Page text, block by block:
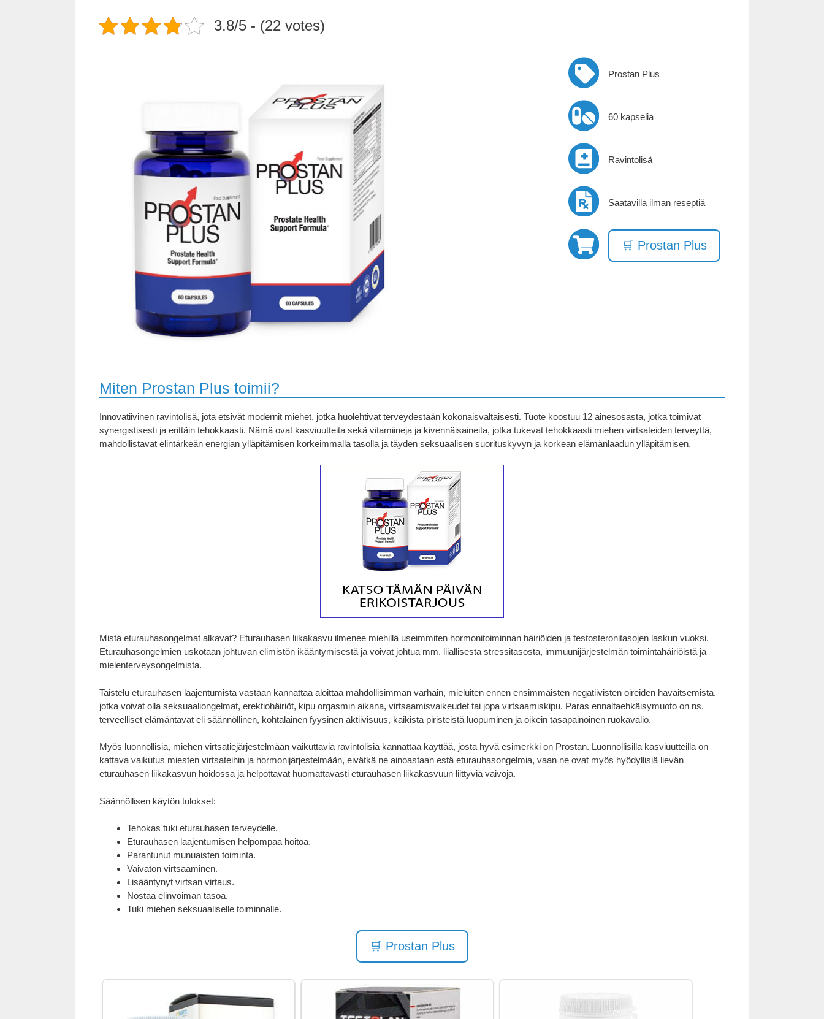
3.8/5 - (22 votes)
Prostan Plus
60 kapselia
Ravintolisä
Saatavilla ilman reseptiä
🛒 Prostan Plus
Miten Prostan Plus toimii?
Innovatiivinen ravintolisä, jota etsivät modernit miehet, jotka huolehtivat terveydestään kokonaisvaltaisesti. Tuote koostuu 12 ainesosasta, jotka toimivat
synergistisesti ja erittäin tehokkaasti. Nämä ovat kasviuutteita sekä vitamiineja ja kivennäisaineita, jotka tukevat tehokkaasti miehen virtsateiden terveyttä,
mahdollistavat elintärkeän energian ylläpitämisen korkeimmalla tasolla ja täyden seksuaalisen suorituskyvyn ja korkean elämänlaadun ylläpitämisen.
Mistä eturauhasongelmat alkavat? Eturauhasen liikakasvu ilmenee miehillä useimmiten hormonitoiminnan häiriöiden ja testosteronitasojen laskun vuoksi.
Eturauhasongelmien uskotaan johtuvan elimistön ikääntymisestä ja voivat johtua mm. liiallisesta stressitasosta, immuunijärjestelmän toimintahäiriöistä ja
mielenterveysongelmista.
Taistelu eturauhasen laajentumista vastaan ​​kannattaa aloittaa mahdollisimman varhain, mieluiten ennen ensimmäisten negatiivisten oireiden havaitsemista,
jotka voivat olla seksuaaliongelmat, erektiohäiriöt, kipu orgasmin aikana, virtsaamisvaikeudet tai jopa virtsaamiskipu. Paras ennaltaehkäisymuoto on ns.
terveelliset elämäntavat eli säännöllinen, kohtalainen fyysinen aktiivisuus, kaikista piristeistä luopuminen ja oikein tasapainoinen ruokavalio.
Myös luonnollisia, miehen virtsatiejärjestelmään vaikuttavia ravintolisiä kannattaa käyttää, josta hyvä esimerkki on Prostan. Luonnollisilla kasviuutteilla on
kattava vaikutus miesten virtsateihin ja hormonijärjestelmään, eivätkä ne ainoastaan ​​estä eturauhasongelmia, vaan ne ovat myös hyödyllisiä lievän
eturauhasen liikakasvun hoidossa ja helpottavat huomattavasti eturauhasen liikakasvuun liittyviä vaivoja.
Säännöllisen käytön tulokset:
Tehokas tuki eturauhasen terveydelle.
Eturauhasen laajentumisen helpompaa hoitoa.
Parantunut munuaisten toiminta.
Vaivaton virtsaaminen.
Lisääntynyt virtsan virtaus.
Nostaa elinvoiman tasoa.
Tuki miehen seksuaaliselle toiminnalle.
🛒 Prostan Plus